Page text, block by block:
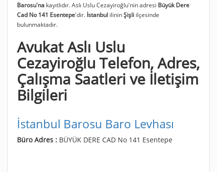
Barosu'na kayıtlıdır. Aslı Uslu Cezayiroğlu'nin adresi Büyük Dere
Cad No 141 Esentepe'dir. İstanbul ilininŞişli ilçesinde
bulunmaktadır.
Avukat Aslı Uslu
Cezayiroğlu Telefon, Adres,
Çalışma Saatleri ve İletişim
Bilgileri
İstanbul Barosu Baro Levhası
Büro Adres : BÜYÜK DERE CAD No 141 Esentepe